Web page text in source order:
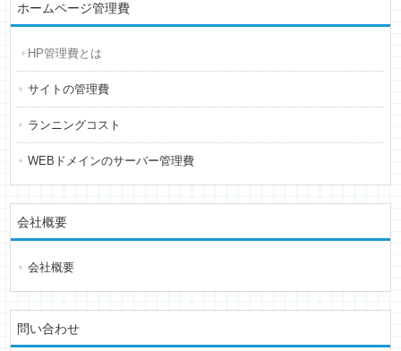
ホームページ管理費
HP管理費とは
サイトの管理費
ランニングコスト
WEBドメインのサーバー管理費
会社概要
会社概要
問い合わせ